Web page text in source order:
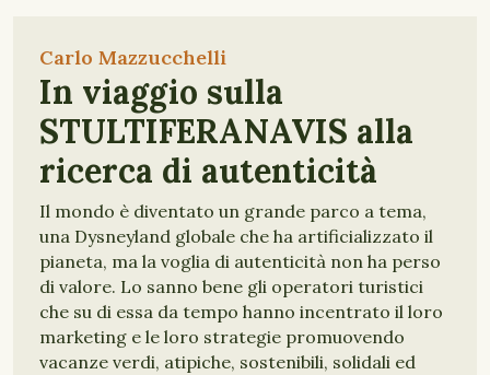
Carlo Mazzucchelli
In viaggio sulla
STULTIFERANAVIS alla
ricerca di autenticità
Il mondo è diventato un grande parco a tema,
una Dysneyland globale che ha artificializzato il
pianeta, ma la voglia di autenticità non ha perso
di valore. Lo sanno bene gli operatori turistici
che su di essa da tempo hanno incentrato il loro
marketing e le loro strategie promuovendo
vacanze verdi, atipiche, sostenibili, solidali ed